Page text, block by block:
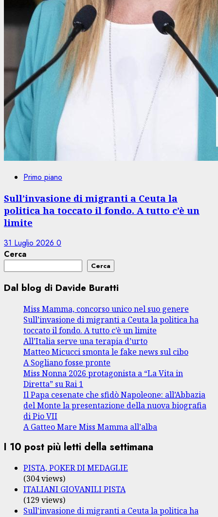
Primo piano
Sull’invasione di migranti a Ceuta la
politica ha toccato il fondo. A tutto c’è un
limite
31 Luglio 2026 0
Cerca
Cerca
Dal blog di Davide Buratti
Miss Mamma, concorso unico nel suo genere
Sull’invasione di migranti a Ceuta la politica ha
toccato il fondo. A tutto c’è un limite
All’Italia serve una terapia d’urto
Matteo Micucci smonta le fake news sul cibo
A Sogliano fosse pronte
Miss Nonna 2026 protagonista a “La Vita in
Diretta” su Rai 1
Il Papa cesenate che sfidò Napoleone: all’Abbazia
del Monte la presentazione della nuova biografia
di Pio VII
A Gatteo Mare Miss Mamma all’alba
I 10 post più letti della settimana
PISTA, POKER DI MEDAGLIE
(304 views)
ITALIANI GIOVANILI PISTA
(129 views)
Sull'invasione di migranti a Ceuta la politica ha